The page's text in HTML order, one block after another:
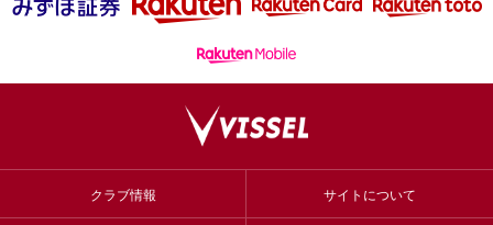
クラブ情報 サイトについて